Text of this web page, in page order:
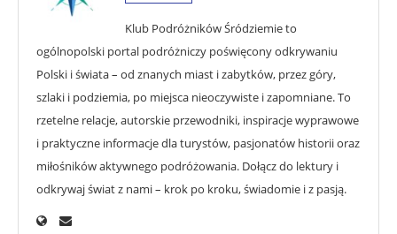
Klub Podróżników Śródziemie to
ogólnopolski portal podróżniczy poświęcony odkrywaniu
Polski i świata – od znanych miast i zabytków, przez góry,
szlaki i podziemia, po miejsca nieoczywiste i zapomniane. To
rzetelne relacje, autorskie przewodniki, inspiracje wyprawowe
i praktyczne informacje dla turystów, pasjonatów historii oraz
miłośników aktywnego podróżowania. Dołącz do lektury i
odkrywaj świat z nami – krok po kroku, świadomie i z pasją.